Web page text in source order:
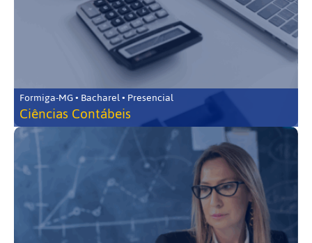
Formiga-MG • Bacharel • Presencial
Ciências Contábeis